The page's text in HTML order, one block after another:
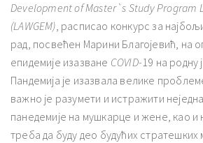
Development of Master`s Study Program
(LAWGEM), расписао конкурс за
рад, посвећен Марини Благојевић, на
епидемије изазване COVID-19 на родну
Пандемија је изазвала велике
важно је разумети и истражити
панедемије на мушкарце и жене, као и
треба да буду део будућих